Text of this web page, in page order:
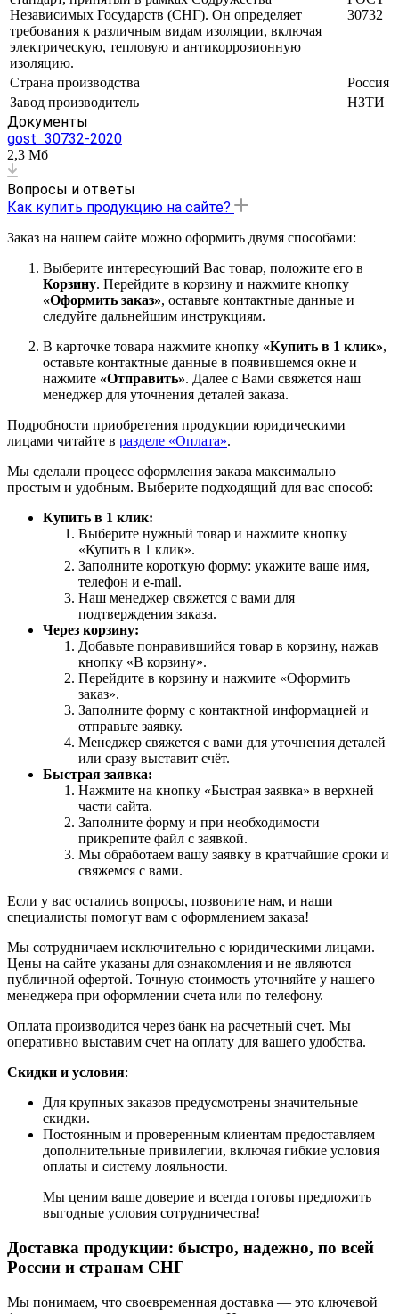
Независимых Государств (СНГ). Он определяет
требования к различным видам изоляции, включая
электрическую, тепловую и антикоррозионную
изоляцию.
30732
Страна производства
Россия
Завод производитель
НЗТИ
Документы
gost_30732-2020
2,3 Мб
Вопросы и ответы
Как купить продукцию на сайте?
Заказ на нашем сайте можно оформить двумя способами:
Выберите интересующий Вас товар, положите его в
Корзину. Перейдите в корзину и нажмите кнопку
«Оформить заказ», оставьте контактные данные и
следуйте дальнейшим инструкциям.
В карточке товара нажмите кнопку «Купить в 1 клик»,
оставьте контактные данные в появившемся окне и
нажмите «Отправить». Далее с Вами свяжется наш
менеджер для уточнения деталей заказа.
Подробности приобретения продукции юридическими
лицами читайте в разделе «Оплата».
Мы сделали процесс оформления заказа максимально
простым и удобным. Выберите подходящий для вас способ:
Купить в 1 клик:
Выберите нужный товар и нажмите кнопку
«Купить в 1 клик».
Заполните короткую форму: укажите ваше имя,
телефон и e-mail.
Наш менеджер свяжется с вами для
подтверждения заказа.
Через корзину:
Добавьте понравившийся товар в корзину, нажав
кнопку «В корзину».
Перейдите в корзину и нажмите «Оформить
заказ».
Заполните форму с контактной информацией и
отправьте заявку.
Менеджер свяжется с вами для уточнения деталей
или сразу выставит счёт.
Быстрая заявка:
Нажмите на кнопку «Быстрая заявка» в верхней
части сайта.
Заполните форму и при необходимости
прикрепите файл с заявкой.
Мы обработаем вашу заявку в кратчайшие сроки и
свяжемся с вами.
Если у вас остались вопросы, позвоните нам, и наши
специалисты помогут вам с оформлением заказа!
Мы сотрудничаем исключительно с юридическими лицами.
Цены на сайте указаны для ознакомления и не являются
публичной офертой. Точную стоимость уточняйте у нашего
менеджера при оформлении счета или по телефону.
Оплата производится через банк на расчетный счет. Мы
оперативно выставим счет на оплату для вашего удобства.
Скидки и условия:
Для крупных заказов предусмотрены значительные
скидки.
Постоянным и проверенным клиентам предоставляем
дополнительные привилегии, включая гибкие условия
оплаты и систему лояльности.
Мы ценим ваше доверие и всегда готовы предложить
выгодные условия сотрудничества!
Доставка продукции: быстро, надежно, по всей
России и странам СНГ
Мы понимаем, что своевременная доставка — это ключевой